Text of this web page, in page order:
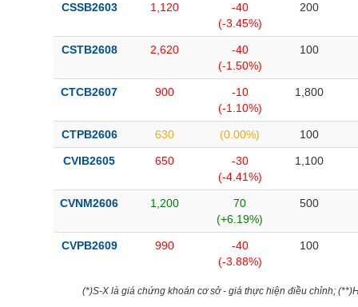
CSSB2603 1,120
-40
(-3.45%)
200
CSTB2608 2,620
-40
(-1.50%)
100
CTCB2607 900
-10
(-1.10%)
1,800
CTPB2606 630 (0.00%) 100
CVIB2605 650
-30
(-4.41%)
1,100
CVNM2606 1,200
70
(+6.19%)
500
CVPB2609 990
-40
(-3.88%)
100
(*)S-X là giá chứng khoán cơ sở - giá thực hiện điều chỉnh;